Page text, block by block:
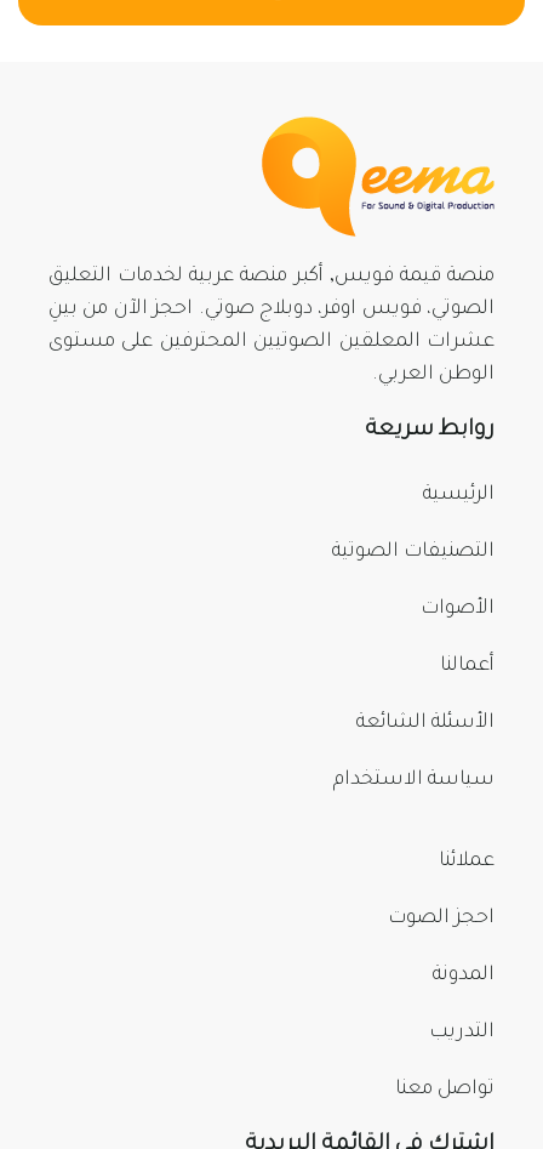
منصة قيمة فويس, أكبر منصة عربية لخدمات التعليق
الصوتي، فويس اوفر، دوبلاج صوتي. احجز الآن من بينِ
عشرات المعلقين الصوتيين المحترفين على مستوى
الوطن العربي.
روابط سريعة
الرئيسية
التصنيفات الصوتية
الأصوات
أعمالنا
الأسئلة الشائعة
سياسة الاستخدام
عملائنا
احجز الصوت
المدونة
التدريب
تواصل معنا